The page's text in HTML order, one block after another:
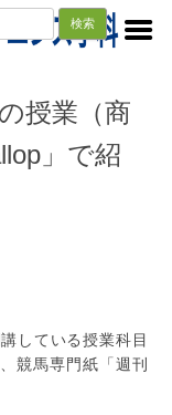
授業（商
」で紹
している授業科目
競馬専門紙「週刊